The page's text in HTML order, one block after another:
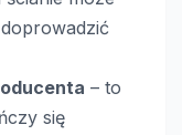
– to
się